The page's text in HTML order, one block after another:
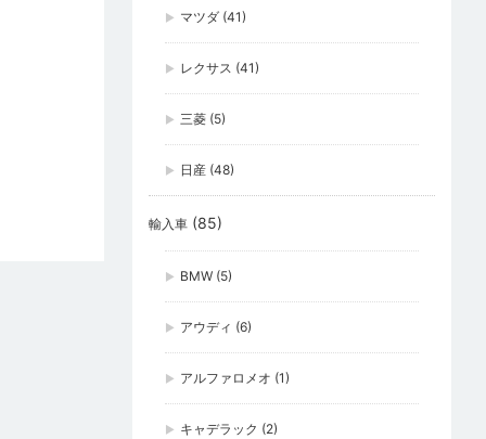
マツダ(41)
レクサス (41)
三菱(5)
日産(48)
輸入車(85)
BMW(5)
アウディ (6)
アルファロメオ (1)
キャデラック (2)